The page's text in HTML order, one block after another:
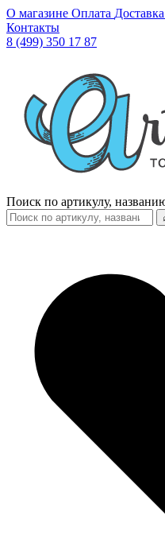
О магазине Оплата Доставка
Контакты
8 (499) 350 17 87
Поиск по артикулу,